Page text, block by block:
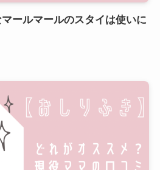
ールマールのスタイは使いに